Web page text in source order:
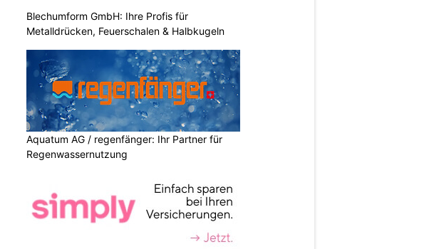
Blechumform GmbH: Ihre Profis für
Metalldrücken, Feuerschalen & Halbkugeln
Aquatum AG / regenfänger: Ihr Partner für
Regenwassernutzung